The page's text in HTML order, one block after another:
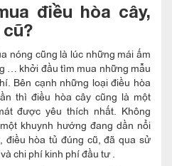
điều hòa cây,
nóng cũng là lúc những mái ấm
… khởi đầu tìm mua những mẫu
Bên cạnh những loại điều hòa
thì điều hòa cây cũng là một
được yêu thích nhất. Không
khuynh hướng đang dần nổi
điều hòa tủ đúng cũ, đã qua sử
chi phí kinh phí đầu tư .